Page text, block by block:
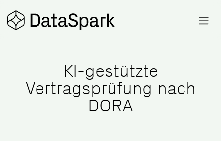
KI-gestützte
Vertragsprüfung nach
DORA